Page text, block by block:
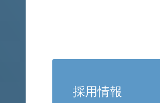
採用情報